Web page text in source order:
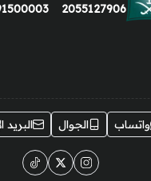
2055127906
واتساب الجوال البريد